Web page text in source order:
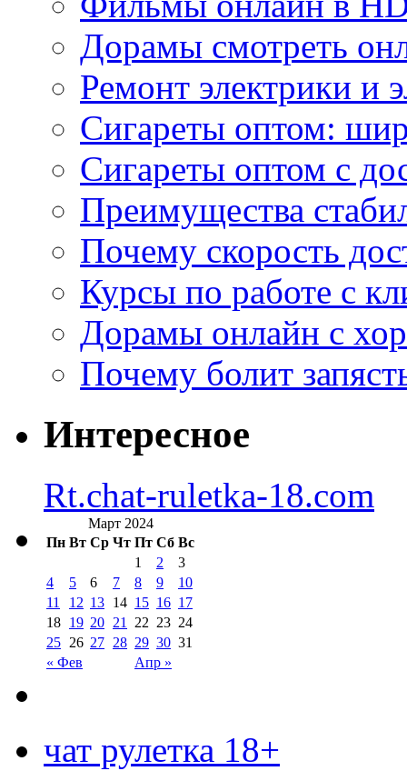
Дорамы смотреть
Ремонт электрики и
Сигареты оптом:
Сигареты оптом с
Преимущества
Почему скорость
Курсы по работе с
Дорамы онлайн с
Почему болит
Интересное
Rt.chat-ruletka-18.com
Март 2024
Пн Вт Ср Чт Пт Сб Вс
« Фев Апр »
1 2
3
4
5 6 7 8 9
10
11
12 13 14 15 16 17
18 19 20 21 22 23 24
25 26 27 28 29 30 31
чат рулетка 18+